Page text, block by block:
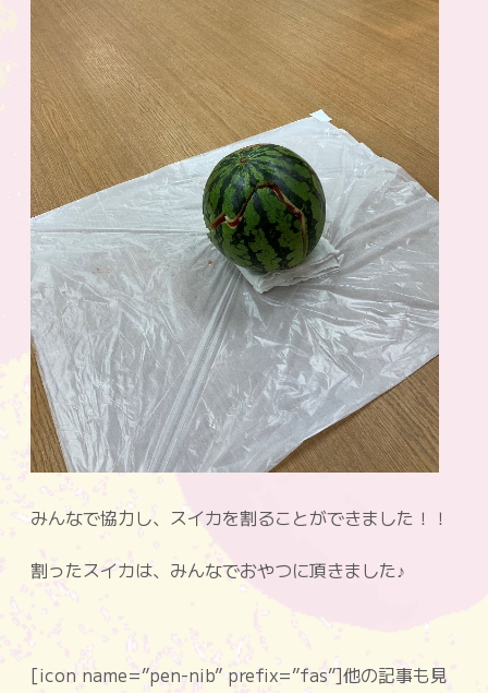
みんなで協力し、スイカを割ることができました！！
割ったスイカは、みんなでおやつに頂きました♪
[icon name=”pen-nib” prefix=”fas”]他の記事も見